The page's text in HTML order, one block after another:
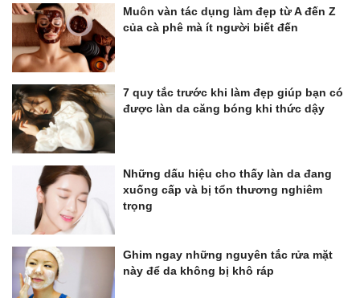
Muôn vàn tác dụng làm đẹp từ A đến Z
của cà phê mà ít người biết đến
7 quy tắc trước khi làm đẹp giúp bạn có
được làn da căng bóng khi thức dậy
Những dấu hiệu cho thấy làn da đang
xuống cấp và bị tổn thương nghiêm
trọng
Ghim ngay những nguyên tắc rửa mặt
này để da không bị khô ráp